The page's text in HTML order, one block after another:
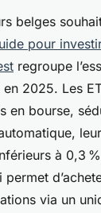
belges
pour
regroupe
2025. Les
en bourse,
à 0,3
via un